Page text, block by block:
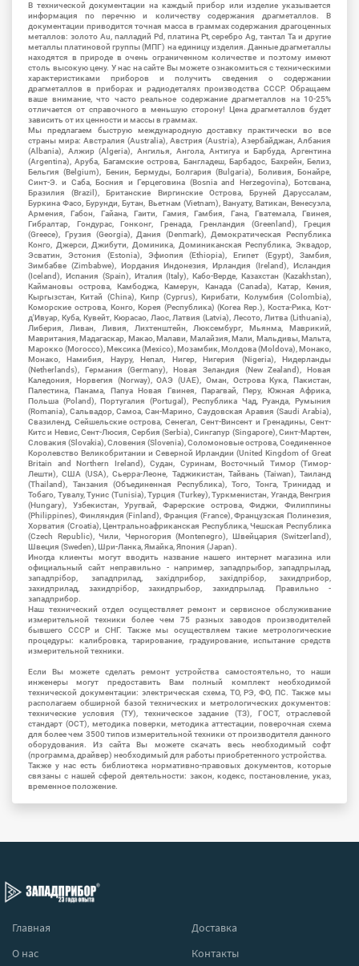
В технической документации на каждый прибор или изделие указывается
информация по перечню и количеству содержания драгметаллов. В
документации приводится точная масса в граммах содержания драгоценных
металлов: золото Au, палладий Pd, платина Pt, серебро Ag, тантал Ta и другие
металлы платиновой группы (МПГ) на единицу изделия. Данные драгметаллы
находятся в природе в очень ограниченном количестве и поэтому имеют
столь высокую цену. У нас на сайте Вы можете ознакомиться с техническими
характеристиками приборов и получить сведения о содержании
драгметаллов в приборах и радиодеталях производства СССР. Обращаем
ваше внимание, что часто реальное содержание драгметаллов на 10-25%
отличается от справочного в меньшую сторону! Цена драгметаллов будет
зависить от их ценности и массы в граммах.
Мы предлагаем быструю международную доставку практически во все
страны мира: Австралия (Australia), Австрия (Austria), Азербайджан, Албания
(Albania), Алжир (Algeria), Ангилья, Ангола, Антигуа и Барбуда, Аргентина
(Argentina), Аруба, Багамские острова, Бангладеш, Барбадос, Бахрейн, Белиз,
Бельгия (Belgium), Бенин, Бермуды, Болгария (Bulgaria), Боливия, Бонайре,
Синт-Э. и Саба, Босния и Герцеговина (Bosnia and Herzegovina), Ботсвана,
Бразилия (Brazil), Британские Виргинские Острова, Бруней Даруссалам,
Буркина Фасо, Бурунди, Бутан, Вьетнам (Vietnam), Вануату, Ватикан, Венесуэла,
Армения, Габон, Гайана, Гаити, Гамия, Гамбия, Гана, Гватемала, Гвинея,
Гибралтар, Гондурас, Гонконг, Гренада, Гренландия (Greenland), Греция
(Greece), Грузия (Georgia), Дания (Denmark), Демократическая Республика
Конго, Джерси, Джибути, Доминика, Доминиканская Республика, Эквадор,
Эсватин, Эстония (Estonia), Эфиопия (Ethiopia), Египет (Egypt), Замбия,
Зимбабве (Zimbabwe), Иордания Индонезия, Ирландия (Ireland), Исландия
(Iceland), Испания (Spain), Италия (Italy), Кабо-Верде, Казахстан (Kazakhstan),
Каймановы острова, Камбоджа, Камерун, Канада (Canada), Катар, Кения,
Кыргызстан, Китай (China), Кипр (Cyprus), Кирибати, Колумбия (Colombia),
Коморские острова, Конго, Корея (Республика) (Korea Rep.), Коста-Рика, Кот-
д'Ивуар, Куба, Кувейт, Кюрасао, Лаос, Латвия (Latvia), Лесото, Литва (Lithuania),
Либерия, Ливан, Ливия, Лихтенштейн, Люксембург, Мьянма, Маврикий,
Мавритания, Мадагаскар, Макао, Малави, Малайзия, Мали, Мальдивы, Мальта,
Марокко (Morocco), Мексика (Mexico), Мозамбик, Молдова (Moldova), Монако,
Монако, Намибия, Науру, Непал, Нигер, Нигерия (Nigeria), Нидерланды
(Netherlands), Германия (Germany), Новая Зеландия (New Zealand), Новая
Каледония, Норвегия (Norway), ОАЭ (UAE), Оман, Острова Кука, Пакистан,
Палестина, Панама, Папуа Новая Гвинея, Парагвай, Перу, Южная Африка,
Польша (Poland), Португалия (Portugal), Республика Чад, Руанда, Румыния
(Romania), Сальвадор, Самоа, Сан-Марино, Саудовская Аравия (Saudi Arabia),
Свазиленд, Сейшельские острова, Сенегал, Сент-Винсент и Гренадины, Сент-
Китс и Невис, Сент-Люсия, Сербия (Serbia), Сингапур (Singapore), Синт-Мартен,
Словакия (Slovakia), Словения (Slovenia), Соломоновые острова, Соединенное
Королевство Великобритании и Северной Ирландии (United Kingdom of Great
Britain and Northern Ireland), Судан, Суринам, Восточный Тимор (Тимор-
Лешти), США (USA), Сьерра-Леоне, Таджикистан, Тайвань (Taiwan), Таиланд
(Thailand), Танзания (Объединенная Республика), Того, Тонга, Тринидад и
Тобаго, Тувалу, Тунис (Tunisia), Турция (Turkey), Туркменистан, Уганда, Венгрия
(Hungary), Узбекистан, Уругвай, Фарерские острова, Фиджи, Филиппины
(Philippines), Финляндия (Finland), Франция (France), Французская Полинезия,
Хорватия (Croatia), Центральноафриканская Республика, Чешская Республика
(Czech Republic), Чили, Черногория (Montenegro), Швейцария (Switzerland),
Швеция (Sweden), Шри-Ланка, Ямайка, Япония (Japan).
Иногда клиенты могут вводить название нашего интернет магазина или
официальный сайт неправильно - например, западпрыбор, западпрылад,
западпрібор, западприлад, західприбор, західпрібор, захидприбор,
захидприлад, захидпрібор, захидпрыбор, захидпрылад. Правильно -
западприбор.
Наш технический отдел осуществляет ремонт и сервисное обслуживание
измерительной техники более чем 75 разных заводов производителей
бывшего СССР и СНГ. Также мы осуществляем такие метрологические
процедуры: калибровка, тарирование, градуирование, испытание средств
измерительной техники.
Если Вы можете сделать ремонт устройства самостоятельно, то наши
инженеры могут предоставить Вам полный комплект необходимой
технической документации: электрическая схема, ТО, РЭ, ФО, ПС. Также мы
располагаем обширной базой технических и метрологических документов:
технические условия (ТУ), техническое задание (ТЗ), ГОСТ, отраслевой
стандарт (ОСТ), методика поверки, методика аттестации, поверочная схема
для более чем 3500 типов измерительной техники от производителя данного
оборудования. Из сайта Вы можете скачать весь необходимый софт
(программа, драйвер) необходимый для работы приобретенного устройства.
Также у нас есть библиотека нормативно-правовых документов, которые
связаны с нашей сферой деятельности: закон, кодекс, постановление, указ,
временное положение.
Главная
Доставка
О нас
Контакты